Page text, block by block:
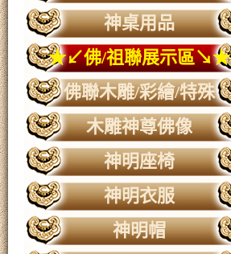
神桌用品
★↙佛/祖聯展示區↘★
佛聯木雕/彩繪/特殊
木雕神尊佛像
神明座椅
神明衣服
神明帽